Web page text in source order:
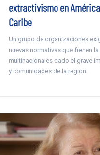
extractivismo en
Caribe
Un grupo de organizaciones
nuevas normativas que frenen
multinacionales dado el grave
y comunidades de la región.